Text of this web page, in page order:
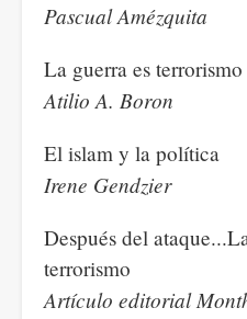
Pascual Amézquita
La guerra es
Atilio A. Boron
El islam y la política
Irene Gendzier
Después del
terrorismo
Artículo editorial